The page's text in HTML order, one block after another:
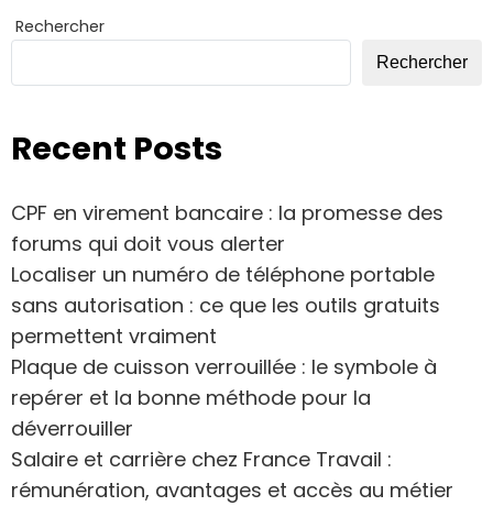
Rechercher
Rechercher
Recent Posts
CPF en virement bancaire : la promesse des
forums qui doit vous alerter
Localiser un numéro de téléphone portable
sans autorisation : ce que les outils gratuits
permettent vraiment
Plaque de cuisson verrouillée : le symbole à
repérer et la bonne méthode pour la
déverrouiller
Salaire et carrière chez France Travail :
rémunération, avantages et accès au métier